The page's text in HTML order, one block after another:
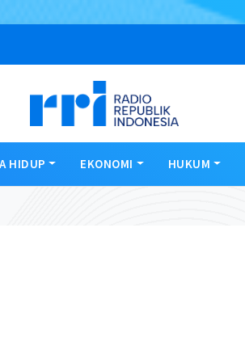
HIDUP EKONOMI HUKUM